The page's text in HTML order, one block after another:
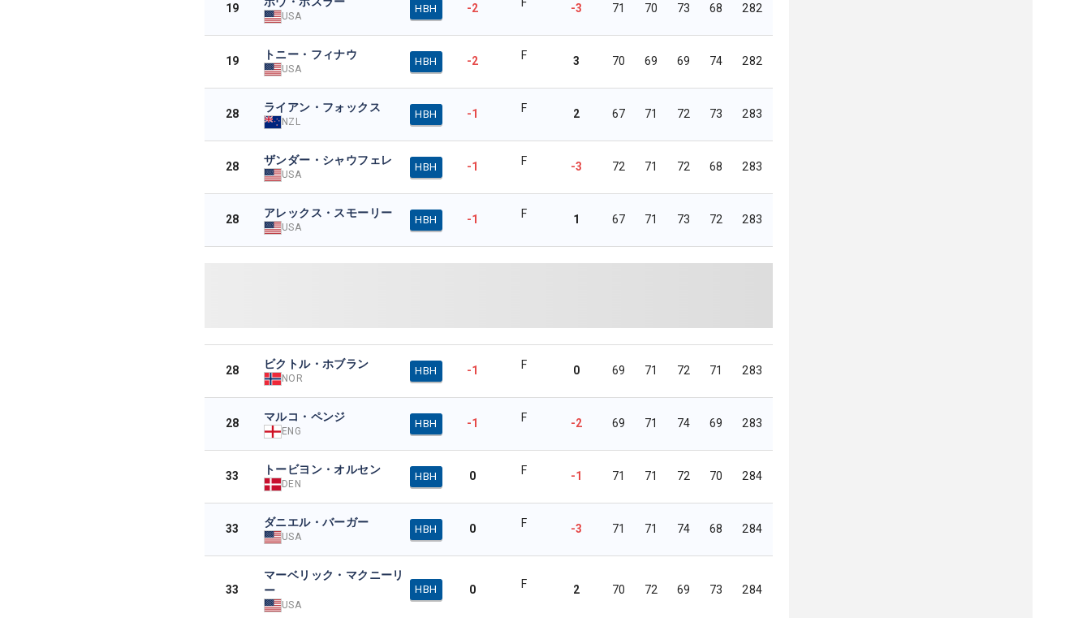
19
USA
HBH -2 -3 71 70 73 68 282
19 トニー・フィナウ
USA
HBH -2 F 3 70 69 69 74 282
28 ライアン・フォックス
NZL
HBH -1 F 2 67 71 72 73 283
28 ザンダー・シャウフェレ
USA
HBH -1 F -3 72 71 72 68 283
28 アレックス・スモーリー
USA
HBH -1 F 1 67 71 73 72 283
28 ビクトル・ホブラン
NOR
HBH -1 F 0 69 71 72 71 283
28 マルコ・ペンジ
ENG
HBH -1 F -2 69 71 74 69 283
33 トービヨン・オルセン
DEN
HBH 0 F -1 71 71 72 70 284
33 ダニエル・バーガー
USA
HBH 0 F -3 71 71 74 68 284
33
マーベリック・マクニーリ
ー
USA
HBH 0 F 2 70 72 69 73 284